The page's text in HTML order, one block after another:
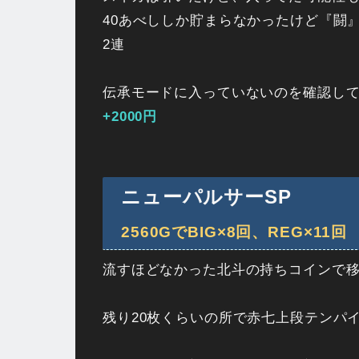
40あべししか貯まらなかったけど『闘
2連
伝承モードに入っていないのを確認し
+2000円
ニューパルサーSP
2560GでBIG×8回、REG×11回
流すほどなかった北斗の持ちコインで
残り20枚くらいの所で赤七上段テンパ